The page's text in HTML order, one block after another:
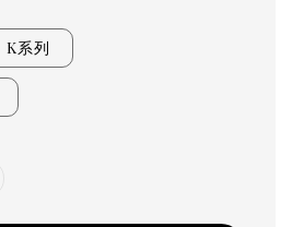
K系列